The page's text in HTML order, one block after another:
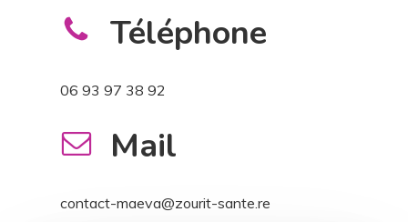
Téléphone
06 93 97 38 92
Mail
contact-maeva@zourit-sante.re